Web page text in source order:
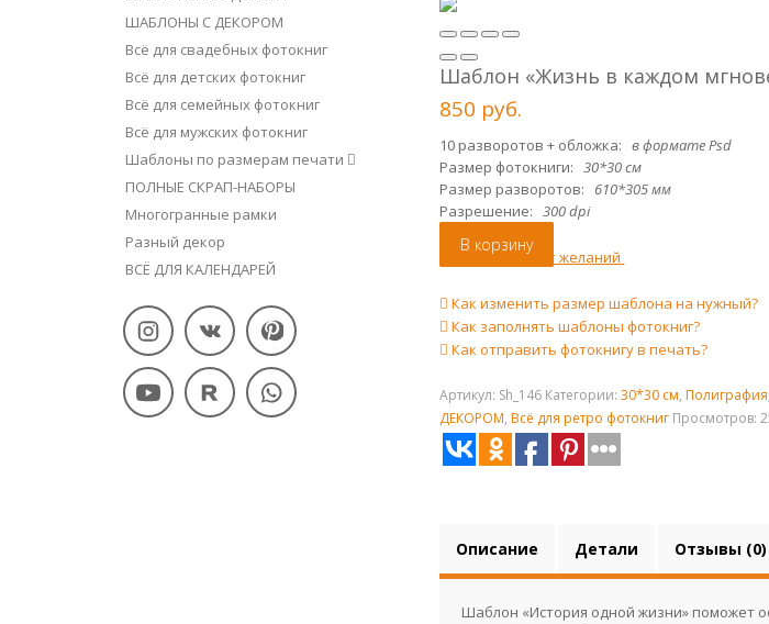
ШАБЛОНЫ С ДЕКОРОМ
Всё для свадебных фотокниг
Всё для детских фотокниг
Всё для семейных фотокниг
Всё для мужских фотокниг
Шаблоны по размерам печати
ПОЛНЫЕ СКРАП-НАБОРЫ
Многогранные рамки
Разный декор
ВСЁ ДЛЯ КАЛЕНДАРЕЙ
Шаблон «Жизнь в каждом
850 руб.
10 разворотов + обложка: в формате Psd
Размер фотокниги: 30*30 см
Размер разворотов:
610*305 мм
Разрешение: 300 dpi
В корзину
Добавить в лист желаний
Как изменить размер шаблона на нужный?
Как заполнять шаблоны фотокниг?
Как отправить фотокнигу в печать?
Артикул: Sh_146 Категории:30*30 см, Полиграфия
ДЕКОРОМ, Всё для ретро фотокниг Просмотров:
Описание Детали Отзывы (0)
Шаблон «История одной жизни» поможет